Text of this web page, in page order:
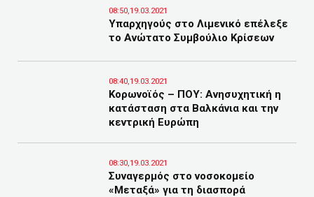
08:50,19.03.2021
Υπαρχηγούς στο Λιμενικό επέλεξε
το Ανώτατο Συμβούλιο Κρίσεων
08:40,19.03.2021
Κορωνοϊός – ΠΟΥ: Ανησυχητική η
κατάσταση στα Βαλκάνια και την
κεντρική Ευρώπη
08:30,19.03.2021
Συναγερμός στο νοσοκομείο
«Μεταξά» για τη διασπορά